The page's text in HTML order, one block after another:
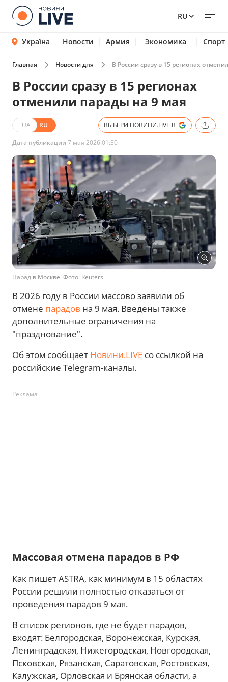
RU
Україна Новости Армия Экономика Спорт
Главная Новости дня В России сразу в 15 регионах
В России сразу в 15 регионах
отменили парады на 9 мая
UA RU ВЫБЕРИ НОВИНИ.LIVE В
Дата публикации 7 мая 2026 01:30
Парад в Москве. Фото: Reuters
В 2026 году в России массово заявили об
отмене парадов на 9 мая. Введены также
дополнительные ограничения на
"празднование".
Об этом сообщает Новини.LIVE со ссылкой на
российские Telegram-каналы.
Реклама
Массовая отмена парадов в РФ
Как пишет ASTRA, как минимум в 15 областях
России решили полностью отказаться от
проведения парадов 9 мая.
В список регионов, где не будет парадов,
входят: Белгородская, Воронежская, Курская,
Ленинградская, Нижегородская, Новгородская,
Псковская, Рязанская, Саратовская, Ростовская,
Калужская, Орловская и Брянская области, а